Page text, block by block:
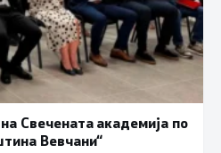
Свечената академија по
Вевчани“